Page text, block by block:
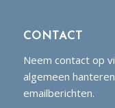
CONTACT
Neem contact op
algemeen
emailberichten.